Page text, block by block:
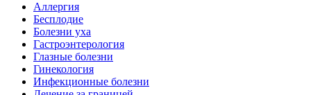
Аллергия
Бесплодие
Болезни уха
Гастроэнтерология
Глазные болезни
Гинекология
Инфекционные болезни